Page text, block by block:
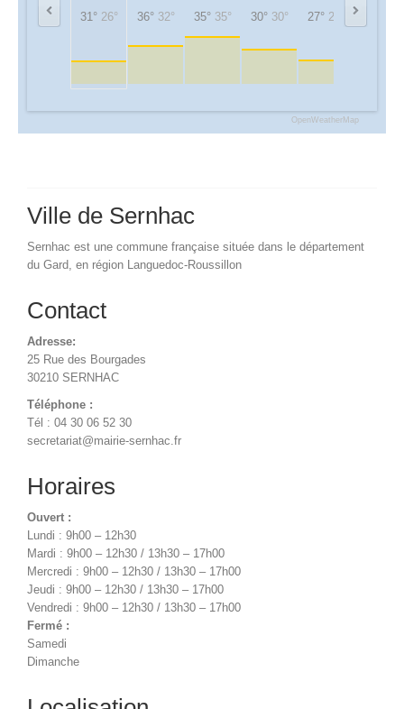
31° 26° 36° 32° 35° 35° 30° 30° 27° 27°
OpenWeatherMap
Ville de Sernhac
Sernhac est une commune française située dans le département
du Gard, en région Languedoc-Roussillon
Contact
Adresse:
25 Rue des Bourgades
30210 SERNHAC
Téléphone :
Tél : 04 30 06 52 30
secretariat@mairie-sernhac.fr
Horaires
Ouvert :
Lundi : 9h00 – 12h30
Mardi : 9h00 – 12h30 / 13h30 – 17h00
Mercredi : 9h00 – 12h30 / 13h30 – 17h00
Jeudi : 9h00 – 12h30 / 13h30 – 17h00
Vendredi : 9h00 – 12h30 / 13h30 – 17h00
Fermé :
Samedi
Dimanche